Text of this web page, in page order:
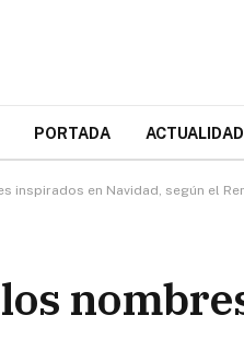
PORTADA ACTUALIDAD
inspirados en Navidad, según el